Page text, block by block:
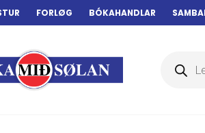
FORLØG BÓKAHANDLAR
search